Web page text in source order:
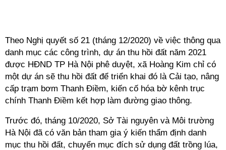
Theo Nghị quyết số 21 (tháng 12/2020) về việc thông qua
danh mục các công trình, dự án thu hồi đất năm 2021
được HĐND TP Hà Nội phê duyệt, xã Hoàng Kim chỉ có
một dự án sẽ thu hồi đất để triển khai đó là Cải tạo, nâng
cấp trạm bơm Thanh Điềm, kiến cố hóa bờ kênh trục
chính Thanh Điềm kết hợp làm đường giao thông.
Trước đó, tháng 10/2020, Sở Tài nguyên và Môi trường
Hà Nội đã có văn bản tham gia ý kiến thẩm định danh
mục thu hồi đất, chuyển mục đích sử dụng đất trồng lúa,